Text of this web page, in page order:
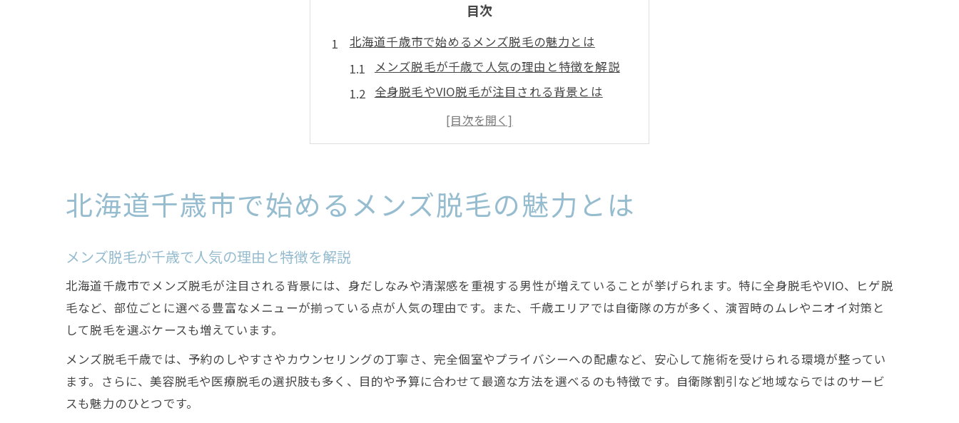
目次
北海道千歳市で始めるメンズ脱毛の魅力とは
メンズ脱毛が千歳で人気の理由と特徴を解説
全身脱毛やVIO脱毛が注目される背景とは
美容脱毛とメンズ脱毛の違いを千歳で知る
清潔感アップを目指すメンズ脱毛の魅力
全身脱毛で清潔感アップを目指すコツを紹介
メンズ脱毛全身で清潔感を手に入れる方法
ムダ毛処理の負担を減らす全身脱毛の魅力
千歳で全身脱毛を選ぶ際のサロン選び基準
メンズ脱毛VIOでムレやニオイを軽減する秘訣
VIO脱毛が千歳で人気の理由と効果実感
北海道千歳市で始めるメンズ脱毛の魅力とは
メンズ脱毛が千歳で人気の理由と特徴を解説
北海道千歳市でメンズ脱毛が注目される背景には、身だしなみや清潔感を重視する男性が増えていることが挙げられます。特に全身脱毛やVIO、ヒゲ脱
毛など、部位ごとに選べる豊富なメニューが揃っている点が人気の理由です。また、千歳エリアでは自衛隊の方が多く、演習時のムレやニオイ対策と
して脱毛を選ぶケースも増えています。
メンズ脱毛千歳では、予約のしやすさやカウンセリングの丁寧さ、完全個室やプライバシーへの配慮など、安心して施術を受けられる環境が整ってい
ます。さらに、美容脱毛や医療脱毛の選択肢も多く、目的や予算に合わせて最適な方法を選べるのも特徴です。自衛隊割引など地域ならではのサービ
スも魅力のひとつです。